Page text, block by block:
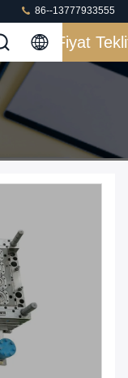
86--13777933555
Fiyat